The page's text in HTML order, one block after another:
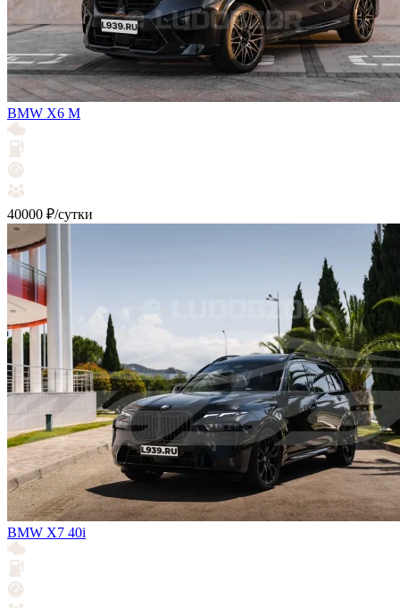
BMW X6 M
40000 ₽/сутки
BMW X7 40i